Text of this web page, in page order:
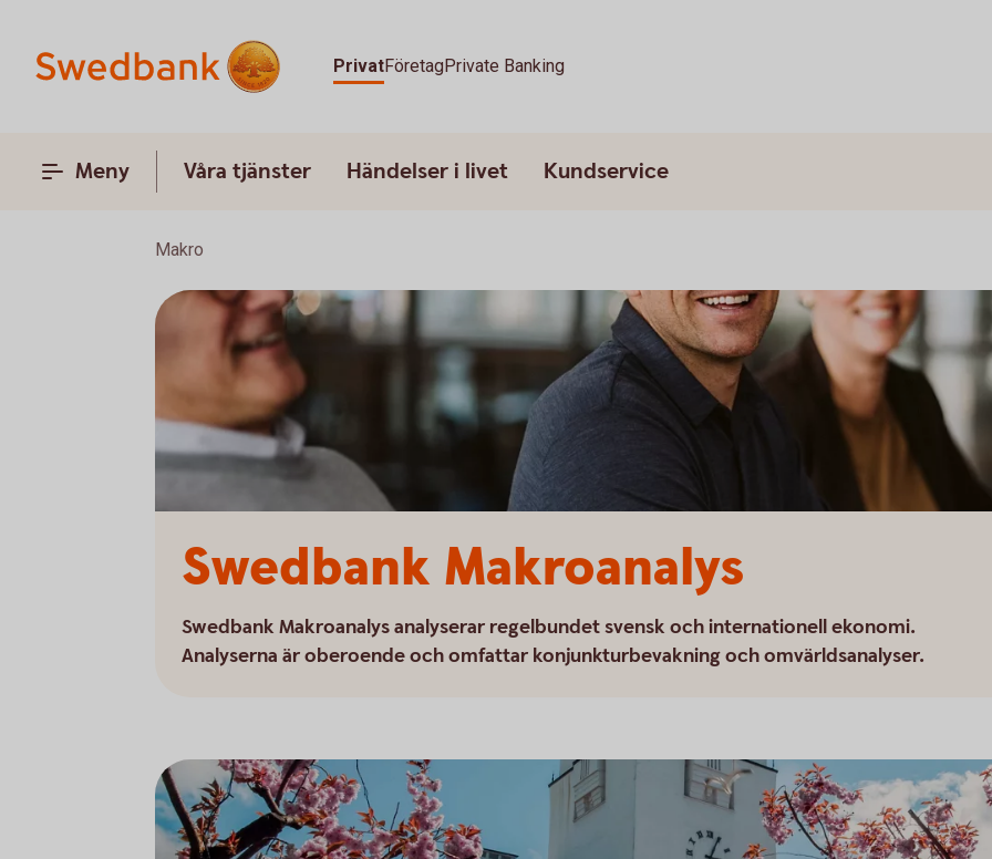
PrivatFöretagPrivate Banking
Meny Våra tjänster Händelser i livet Kundservice
Makro
Swedbank Makroanalys
Swedbank Makroanalys analyserar regelbundet svensk och internationell ekonomi.
Analyserna är oberoende och omfattar konjunkturbevakning och omvärldsanalyser.